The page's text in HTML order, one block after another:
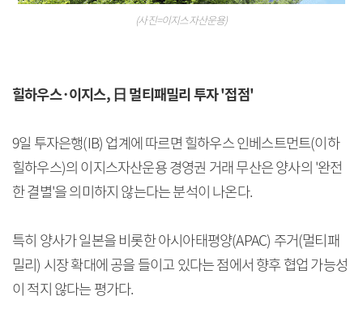
(사진=이지스자산운용)
힐하우스·이지스, 日 멀티패밀리 투자 '접점'
9일 투자은행(IB) 업계에 따르면 힐하우스 인베스트먼트(이하
힐하우스)의 이지스자산운용 경영권 거래 무산은 양사의 '완전
한 결별'을 의미하지 않는다는 분석이 나온다.
특히 양사가 일본을 비롯한 아시아태평양(APAC) 주거(멀티패
밀리) 시장 확대에 공을 들이고 있다는 점에서 향후 협업 가능성
이 적지 않다는 평가다.